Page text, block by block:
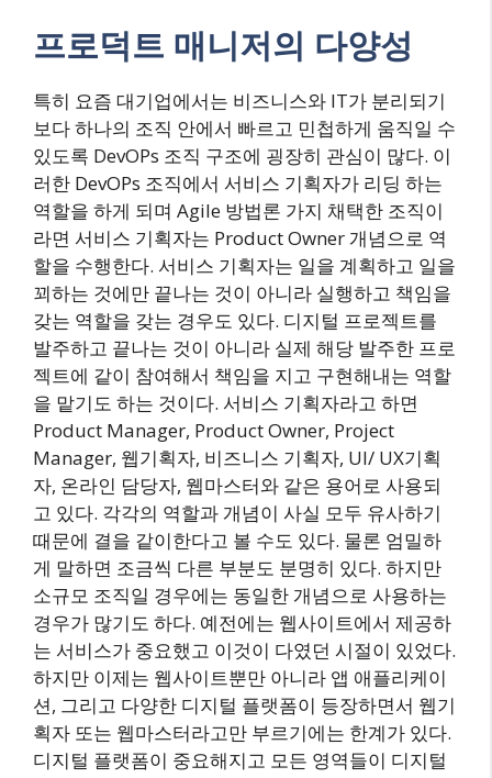
프로덕트 매니저의 다양성
특히 요즘 대기업에서는 비즈니스와 IT가 분리되기
보다 하나의 조직 안에서 빠르고 민첩하게 움직일 수
있도록 DevOPs 조직 구조에 굉장히 관심이 많다. 이
러한 DevOPs 조직에서 서비스 기획자가 리딩 하는
역할을 하게 되며 Agile 방법론 가지 채택한 조직이
라면 서비스 기획자는 Product Owner 개념으로 역
할을 수행한다. 서비스 기획자는 일을 계획하고 일을
꾀하는 것에만 끝나는 것이 아니라 실행하고 책임을
갖는 역할을 갖는 경우도 있다. 디지털 프로젝트를
발주하고 끝나는 것이 아니라 실제 해당 발주한 프로
젝트에 같이 참여해서 책임을 지고 구현해내는 역할
을 맡기도 하는 것이다. 서비스 기획자라고 하면
Product Manager, Product Owner, Project
Manager, 웹기획자, 비즈니스 기획자, UI/ UX기획
자, 온라인 담당자, 웹마스터와 같은 용어로 사용되
고 있다. 각각의 역할과 개념이 사실 모두 유사하기
때문에 결을 같이한다고 볼 수도 있다. 물론 엄밀하
게 말하면 조금씩 다른 부분도 분명히 있다. 하지만
소규모 조직일 경우에는 동일한 개념으로 사용하는
경우가 많기도 하다. 예전에는 웹사이트에서 제공하
는 서비스가 중요했고 이것이 다였던 시절이 있었다.
하지만 이제는 웹사이트뿐만 아니라 앱 애플리케이
션, 그리고 다양한 디지털 플랫폼이 등장하면서 웹기
획자 또는 웹마스터라고만 부르기에는 한계가 있다.
디지털 플랫폼이 중요해지고 모든 영역들이 디지털